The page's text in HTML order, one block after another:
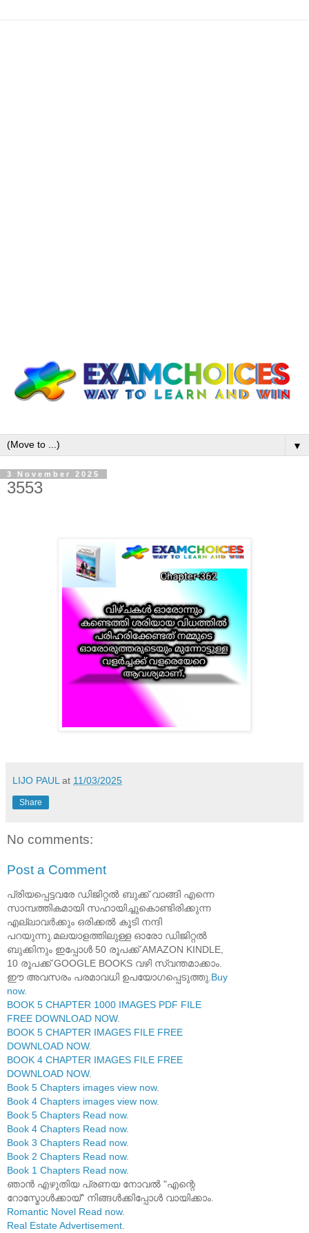
▼
3 November 2025
3553
LIJO PAUL at 11/03/2025
Share
No comments:
Post a Comment
പ്രിയപ്പെട്ടവരേ ഡിജിറ്റൽ ബുക്ക് വാങ്ങി എന്നെ
സാമ്പത്തികമായി സഹായിച്ചുകൊണ്ടിരിക്കുന്ന
എല്ലാവർക്കും ഒരിക്കൽ കൂടി നന്ദി
പറയുന്നു.മലയാളത്തിലുള്ള ഓരോ ഡിജിറ്റൽ
ബുക്കിനും ഇപ്പോൾ 50 രൂപക്ക് AMAZON KINDLE,
10 രൂപക്ക് GOOGLE BOOKS വഴി സ്വന്തമാക്കാം.
ഈ അവസരം പരമാവധി ഉപയോഗപ്പെടുത്തു.Buy
now.
BOOK 5 CHAPTER 1000 IMAGES PDF FILE
FREE DOWNLOAD NOW.
BOOK 5 CHAPTER IMAGES FILE FREE
DOWNLOAD NOW.
BOOK 4 CHAPTER IMAGES FILE FREE
DOWNLOAD NOW.
Book 5 Chapters images view now.
Book 4 Chapters images view now.
Book 5 Chapters Read now.
Book 4 Chapters Read now.
Book 3 Chapters Read now.
Book 2 Chapters Read now.
Book 1 Chapters Read now.
ഞാൻ എഴുതിയ പ്രണയ നോവൽ "എന്റെ
റോസ്മോൾക്കായ്" നിങ്ങൾക്കിപ്പോൾ വായിക്കാം.
Romantic Novel Read now.
Real Estate Advertisement.